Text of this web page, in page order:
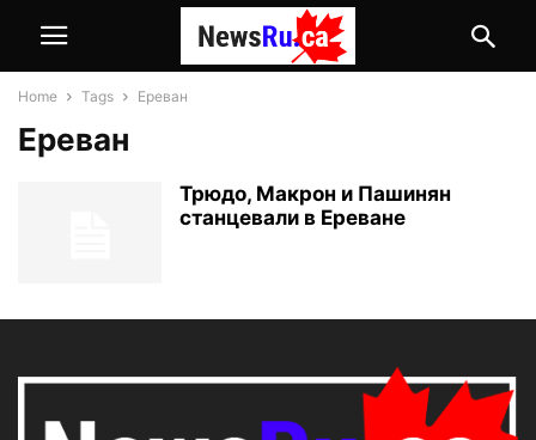
Home Tags Ереван
Ереван
Трюдо, Макрон и Пашинян
станцевали в Ереване